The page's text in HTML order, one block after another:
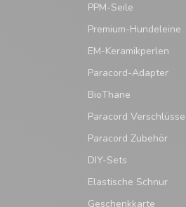
PPM-Seile
Premium-Hundeleine
EM-Keramikperlen
Paracord-Adapter
BioThane
Paracord Verschlüsse
Paracord Zubehör
DIY-Sets
Elastische Schnur
Geschenkkarte